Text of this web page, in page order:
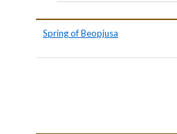
Spring of Beopjusa